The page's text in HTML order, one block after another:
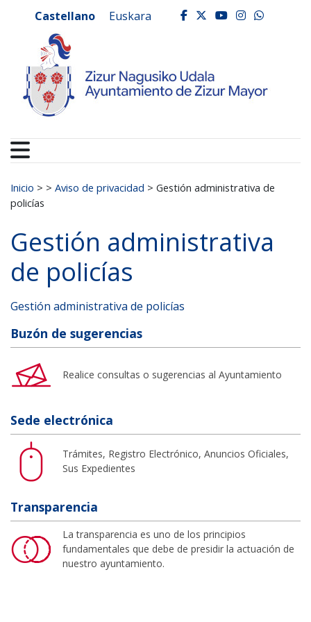
Ayuntamiento de
Castellano Euskara facebook
twitter
youtube
Buscar:
Inicio > > Aviso de privacidad > Gestión administrativa de
policías
Gestión administrativa
de policías
Gestión administrativa de policías
Buzón de sugerencias
Realice consultas o sugerencias al Ayuntamiento
Sede electrónica
Trámites, Registro Electrónico, Anuncios Oficiales,
Sus Expedientes
Transparencia
La transparencia es uno de los principios
fundamentales que debe de presidir la actuación de
nuestro ayuntamiento.